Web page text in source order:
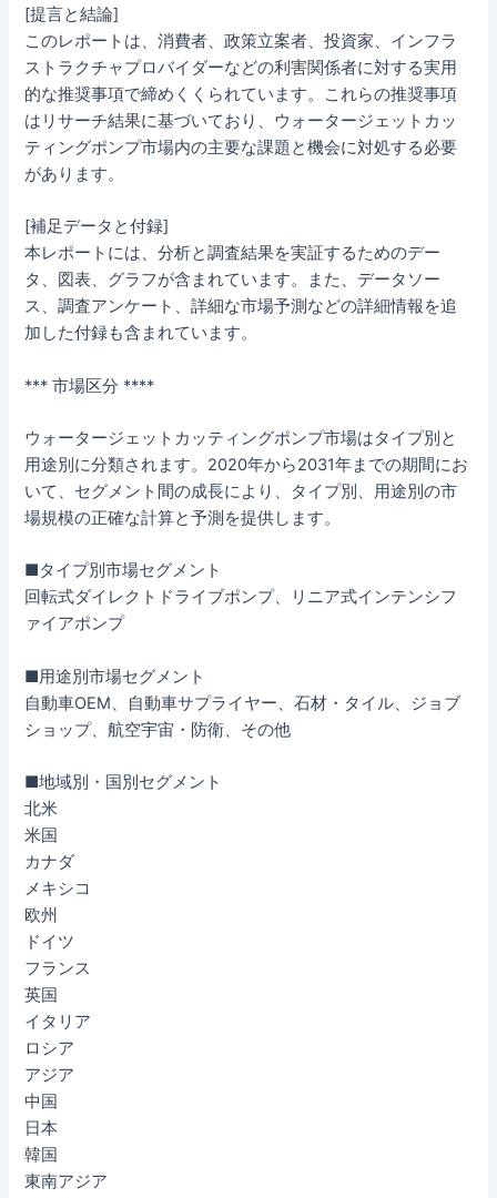
[提言と結論]
このレポートは、消費者、政策立案者、投資家、インフラ
ストラクチャプロバイダーなどの利害関係者に対する実用
的な推奨事項で締めくくられています。これらの推奨事項
はリサーチ結果に基づいており、ウォータージェットカッ
ティングポンプ市場内の主要な課題と機会に対処する必要
があります。
[補足データと付録]
本レポートには、分析と調査結果を実証するためのデー
タ、図表、グラフが含まれています。また、データソー
ス、調査アンケート、詳細な市場予測などの詳細情報を追
加した付録も含まれています。
*** 市場区分 ****
ウォータージェットカッティングポンプ市場はタイプ別と
用途別に分類されます。2020年から2031年までの期間にお
いて、セグメント間の成長により、タイプ別、用途別の市
場規模の正確な計算と予測を提供します。
■タイプ別市場セグメント
回転式ダイレクトドライブポンプ、リニア式インテンシフ
ァイアポンプ
■用途別市場セグメント
自動車OEM、自動車サプライヤー、石材・タイル、ジョブ
ショップ、航空宇宙・防衛、その他
■地域別・国別セグメント
北米
米国
カナダ
メキシコ
欧州
ドイツ
フランス
英国
イタリア
ロシア
アジア
中国
日本
韓国
東南アジア